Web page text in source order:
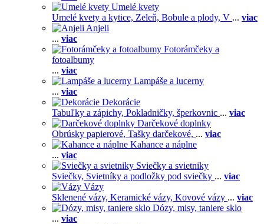
Umelé kvety
Umelé kvety a kytice, Zeleň, Bobule a plody, V ... viac
Anjeli
... viac
Fotorámčeky a
fotoalbumy
... viac
Lampáše a lucerny
... viac
Dekorácie
Tabuľky a zápichy, Pokladničky, šperkovnic ... viac
Darčekové doplnky
Obrúsky papierové, Tašky darčekové, ... viac
Kahance a náplne
... viac
Sviečky a svietniky
Sviečky, Svietníky a podložky pod sviečky ... viac
Vázy
Sklenené vázy, Keramické vázy, Kovové vázy ... viac
Dózy, misy, taniere sklo
... viac